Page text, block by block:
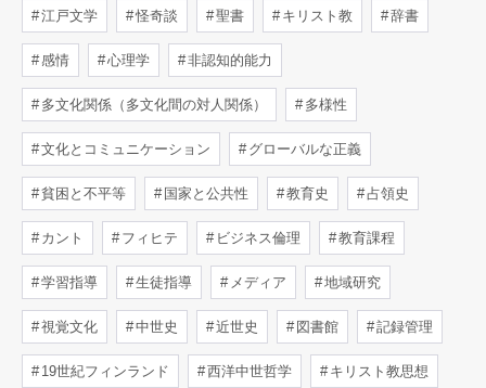
江戸文学 怪奇談 聖書 キリスト教 辞書
感情 心理学 非認知的能力
多文化関係（多文化間の対人関係） 多様性
文化とコミュニケーション グローバルな正義
貧困と不平等 国家と公共性 教育史 占領史
カント フィヒテ ビジネス倫理 教育課程
学習指導 生徒指導 メディア 地域研究
視覚文化 中世史 近世史 図書館 記録管理
19世紀フィンランド 西洋中世哲学 キリスト教思想